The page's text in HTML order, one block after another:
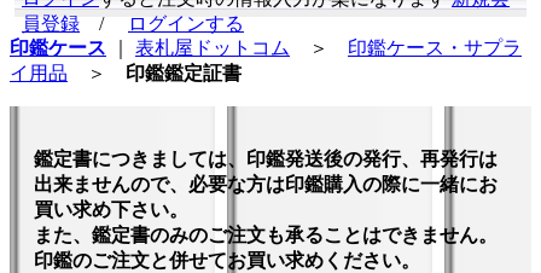
員登録 /
ログインする
印鑑ケース
表札屋ドットコム ＞ 印鑑ケース・サプラ
イ用品 ＞ 印鑑鑑定証書
鑑定書につきましては、印鑑発送後の発行、再発行は
出来ませんので、必要な方は印鑑購入の際に一緒にお
買い求め下さい。
また、鑑定書のみのご注文も承ることはできません。
印鑑のご注文と併せてお買い求めください。